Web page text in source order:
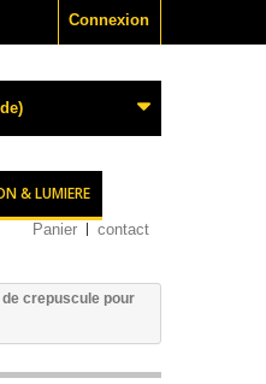
Connexion
& LUMIERE
Panier contact
crepuscule pour